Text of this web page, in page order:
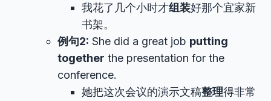
我花了几个小时才组装好那个宜家新
书架。
例句2: She did a great job putting
together the presentation for the
conference.
她把这次会议的演示文稿整理得非常